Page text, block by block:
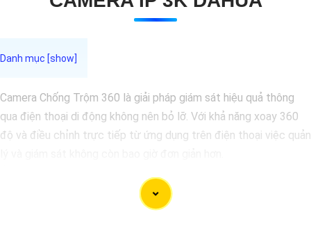
Camera Chống Trộm 360 là giải pháp giám sát hiệu quả thông
qua điện thoại di động không nên bỏ lỡ. Với khả năng xoay 360
độ và điều chỉnh trực tiếp từ ứng dụng trên điện thoại việc quản
đình mà còn phù hợp cho văn phòng, cửa hàng với chi phí tiết
kiệm, đẳng cấp an ninh mà không tốn kém.